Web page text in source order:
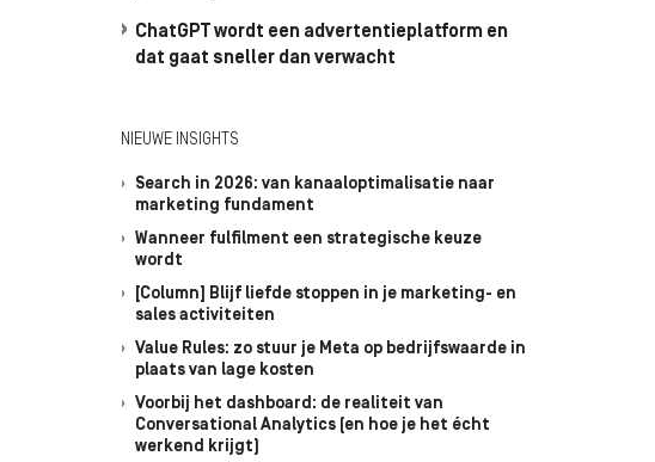
ChatGPT wordt een advertentieplatform en
dat gaat sneller dan verwacht
NIEUWE INSIGHTS
Search in 2026: van kanaaloptimalisatie naar
marketing fundament
Wanneer fulfilment een strategische keuze
wordt
[Column] Blijf liefde stoppen in je marketing- en
sales activiteiten
Value Rules: zo stuur je Meta op bedrijfswaarde in
plaats van lage kosten
Voorbij het dashboard: de realiteit van
Conversational Analytics (en hoe je het écht
werkend krijgt)